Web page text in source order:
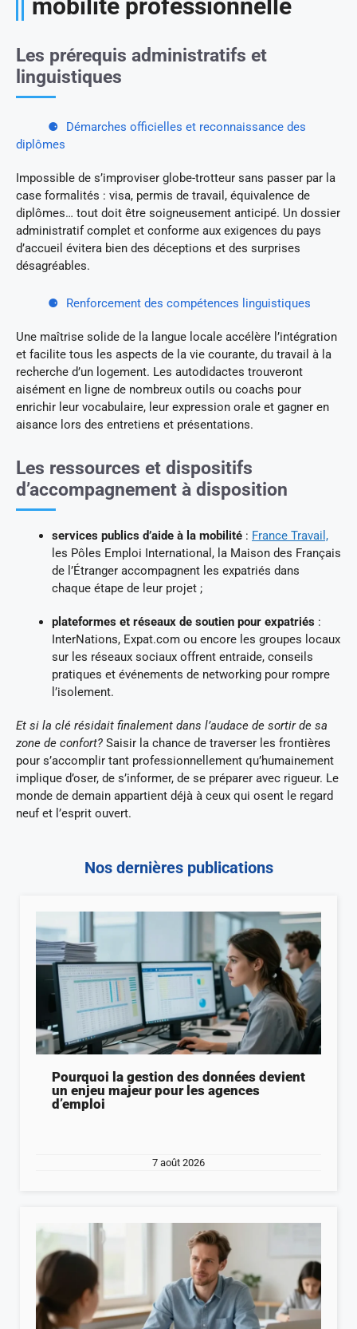
mobilité professionnelle
Les prérequis administratifs et
linguistiques
Démarches officielles et reconnaissance des
diplômes
Impossible de s’improviser globe-trotteur sans passer par la
case formalités : visa, permis de travail, équivalence de
diplômes… tout doit être soigneusement anticipé. Un dossier
administratif complet et conforme aux exigences du pays
d’accueil évitera bien des déceptions et des surprises
désagréables.
Renforcement des compétences linguistiques
Une maîtrise solide de la langue locale accélère l’intégration
et facilite tous les aspects de la vie courante, du travail à la
recherche d’un logement. Les autodidactes trouveront
aisément en ligne de nombreux outils ou coachs pour
enrichir leur vocabulaire, leur expression orale et gagner en
aisance lors des entretiens et présentations.
Les ressources et dispositifs
d’accompagnement à disposition
services publics d’aide à la mobilité : France Travail,
les Pôles Emploi International, la Maison des Français
de l’Étranger accompagnent les expatriés dans
chaque étape de leur projet ;
plateformes et réseaux de soutien pour expatriés :
InterNations, Expat.com ou encore les groupes locaux
sur les réseaux sociaux offrent entraide, conseils
pratiques et événements de networking pour rompre
l’isolement.
Et si la clé résidait finalement dans l’audace de sortir de sa
zone de confort? Saisir la chance de traverser les frontières
pour s’accomplir tant professionnellement qu’humainement
implique d’oser, de s’informer, de se préparer avec rigueur. Le
monde de demain appartient déjà à ceux qui osent le regard
neuf et l’esprit ouvert.
Nos dernières publications
Pourquoi la gestion des données devient
un enjeu majeur pour les agences
d’emploi
7 août 2026